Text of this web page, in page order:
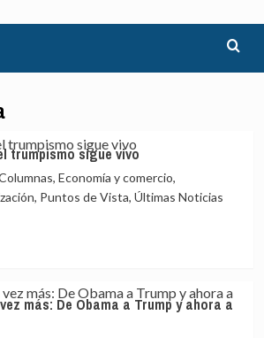
trumpismo sigue vivo
Economía y comercio,
Puntos de Vista, Últimas Noticias
más: De Obama a Trump y ahora a